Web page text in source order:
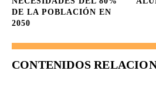
DE LA POBLACIÓN EN
2050
CONTENIDOS